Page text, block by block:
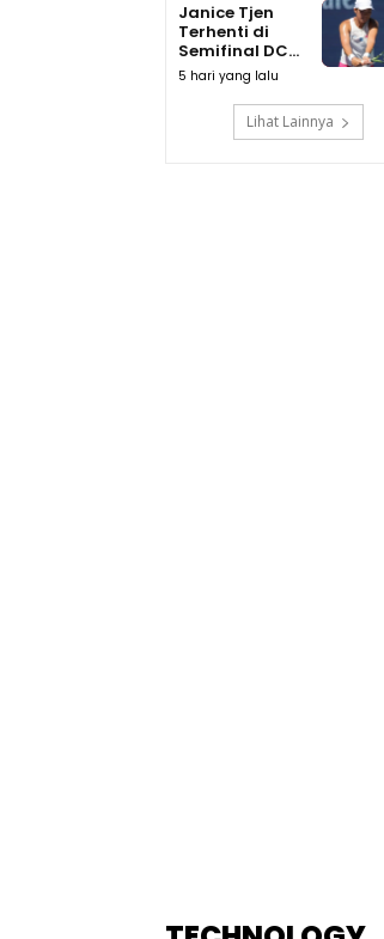
Janice Tjen
Terhenti di
Semifinal DC...
5 hari yang lalu
Lihat Lainnya